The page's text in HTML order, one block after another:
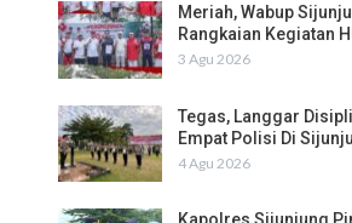
Meriah, Wabup
Rangkaian Kegiatan
3 Agu 2026
Tegas, Langgar
Empat Polisi Di
4 Agu 2026